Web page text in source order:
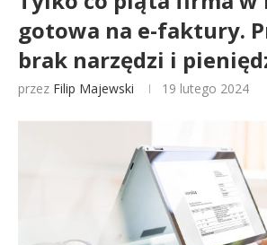
gotowa na e-faktury.
brak narzędzi i
przez Filip Majewski 19 lutego 2024